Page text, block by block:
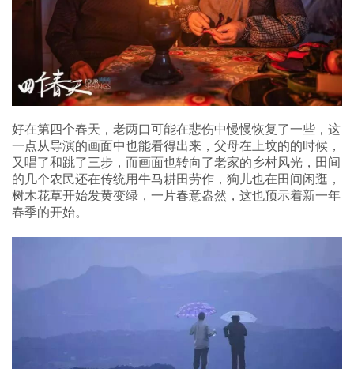
好在第四个春天，老两口可能在悲伤中慢慢恢复了一些，这
一点从导演的画面中也能看得出来，父母在上坟的的时候，
又唱了和跳了三步，而画面也转向了老家的乡村风光，田间
的几个农民还在传统用牛马耕田劳作，狗儿也在田间闲逛，
树木花草开始发黄变绿，一片春意盎然，这也预示着新一年
春季的开始。